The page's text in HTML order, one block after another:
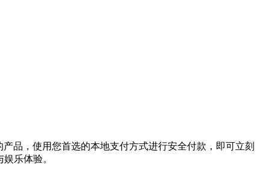
品，使用您首选的本地支付方式进行安全付款，即可立刻
乐体验。